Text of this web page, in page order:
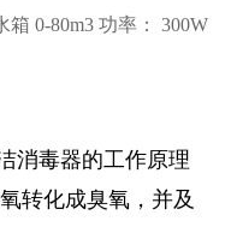
0-80m3 功率： 300W
消毒器的工作原理
转化成臭氧，并及